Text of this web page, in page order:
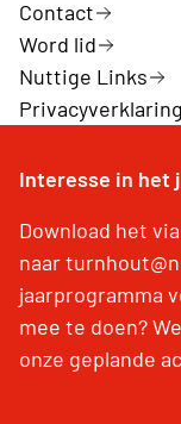
Contact
Word lid
Nuttige Links
Privacyverklaring
Interesse in het
Download het
naar
jaarprogramma
mee te doen?
onze geplande